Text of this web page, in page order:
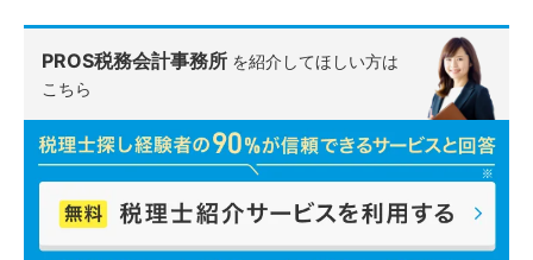
PROS税務会計事務所 を紹介してほしい方は
こちら